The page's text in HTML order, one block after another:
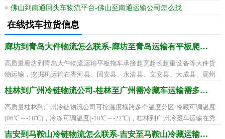
佛山到南通回头车物流平台-佛山至南通运输公司怎么找
在线找车拉货信息
廊坊到青岛大件物流怎么联系-廊坊至青岛运输有平板爬梯车
高质量廊坊到青岛大件物流运输平板拖车承接超宽超长超重设备等大件货
物运输，挖掘机运输在香河县、固安县、永清县、文安县、大成县、霸州
市、三河市到市南区、市北区、李沧区
桂林到广州冷链物流公司-桂林至广州需冷藏车运输需多久到
高质量桂林到广州冷链物流公司可控温度横跨多个温度分区:冷藏可调温度
(06℃～-18℃)，冷冻可调温度(-18℃～-22℃)，桂林到广州冷藏车运输在秀
峰区、叠彩区、象山区、七星区、雁山区
吉安到马鞍山冷链物流怎么联系-吉安至马鞍山冷藏运输公司